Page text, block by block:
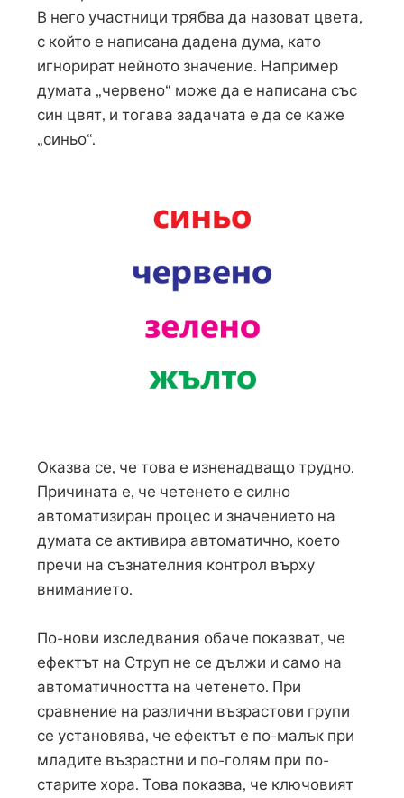
В него участници трябва да назоват цвета,
с който е написана дадена дума, като
игнорират нейното значение. Например
думата „червено“ може да е написана със
син цвят, и тогава задачата е да се каже
„синьо“.
Оказва се, че това е изненадващо трудно.
Причината е, че четенето е силно
автоматизиран процес и значението на
думата се активира автоматично, което
пречи на съзнателния контрол върху
вниманието.
По-нови изследвания обаче показват, че
ефектът на Струп не се дължи и само на
автоматичността на четенето. При
сравнение на различни възрастови групи
се установява, че ефектът е по-малък при
младите възрастни и по-голям при по-
старите хора. Това показва, че ключовият